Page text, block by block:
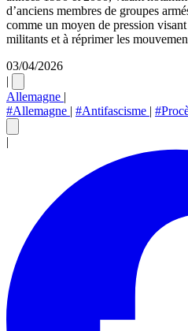
d’anciens membres de groupes
comme un moyen de pression
militants et à réprimer les
03/04/2026
|
Allemagne |
#Allemagne | #Antifascisme |
|